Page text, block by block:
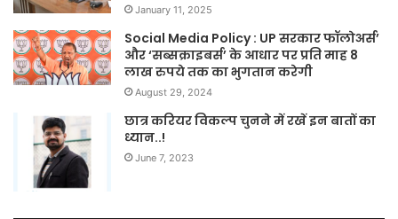
January 11, 2025
Social Media Policy : UP सरकार फॉलोअर्स’
और ‘सब्सक्राइबर्स’ के आधार पर प्रति माह 8
लाख रुपये तक का भुगतान करेगी
August 29, 2024
छात्र करियर विकल्प चुनने में रखें इन बातों का
ध्यान..!
June 7, 2023